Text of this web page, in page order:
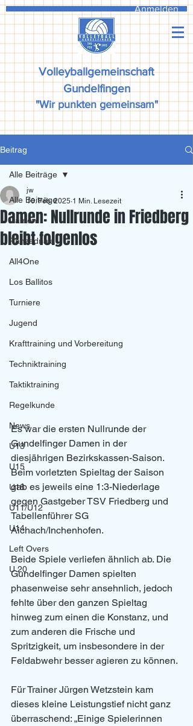
Anmelden
Volleyballgemeinschaft
Gundelfingen
"Wir punkten gemeinsam"
Beitrag
Alle Beiträge
Damen
Ranzadriala
All4One
Los Ballitos
Turniere
Jugend
Krafttraining und Vorbereitung
Techniktraining
Taktiktraining
Regelkunde
News
U13
U15
U18
U11/U12
U14
Left Overs
U 20
Alle Beiträge
Damen: Nullrunde in Friedberg
bleibt folgenlos
jw
10. Feb. 2025 1 Min. Lesezeit
Es war die ersten Nullrunde der
Gundelfinger Damen in der
diesjährigen Bezirkskassen-Saison.
Beim vorletzten Spieltag der Saison
gab es jeweils eine 1:3-Niederlage
gegen Gastgeber TSV Friedberg und
Tabellenführer SG
Aichach/Inchenhofen.
Beide Spiele verliefen ähnlich ab. Die
Gundelfinger Damen spielten
phasenweise sehr ansehnlich, jedoch
fehlte über den ganzen Spieltag
hinweg zum einen die Konstanz, und
zum anderen die Frische und
Spritzigkeit, um insbesondere in der
Feldabwehr besser agieren zu können.
Für Trainer Jürgen Wetzstein kam
dieses kleine Leistungstief nicht ganz
überraschend: „Einige Spielerinnen